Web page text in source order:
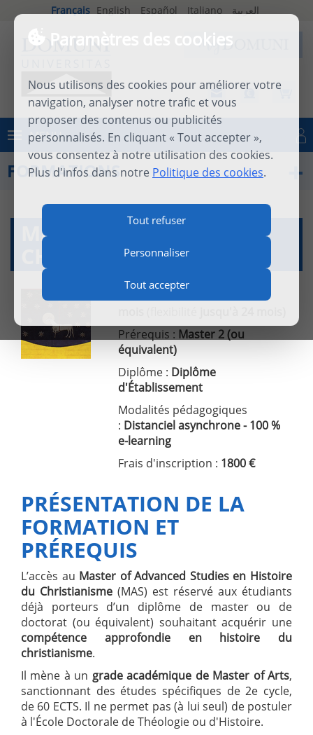
Paramètres des cookies
Nous utilisons des cookies pour améliorer votre
navigation, analyser notre trafic et vous
proposer des contenus ou publicités
personnalisés. En cliquant « Tout accepter »,
vous consentez à notre utilisation des cookies.
Plus d'infos dans notre Politique des cookies.
Tout refuser
Personnaliser
Tout accepter
Français English Español Italiano العربية
MENU Se connecter
FORMATIONS
MAS HISTOIRE DU
CHRISTIANISME
12
Prérequis : Master 2 (ou
équivalent)
Diplôme : Diplôme
d'Établissement
Modalités pédagogiques
: Distanciel asynchrone - 100 %
e-learning
Frais d'inscription : 1800 €
PRÉSENTATION DE LA
FORMATION ET
PRÉREQUIS
L’accès au Master of Advanced Studies en Histoire
du Christianisme (MAS) est réservé aux étudiants
déjà porteurs d’un diplôme de master ou de
doctorat (ou équivalent) souhaitant acquérir une
compétence approfondie en histoire du
christianisme.
Il mène à un grade académique de Master of Arts,
sanctionnant des études spécifiques de 2e cycle,
de 60 ECTS. Il ne permet pas (à lui seul) de postuler
à l'École Doctorale de Théologie ou d'Histoire.